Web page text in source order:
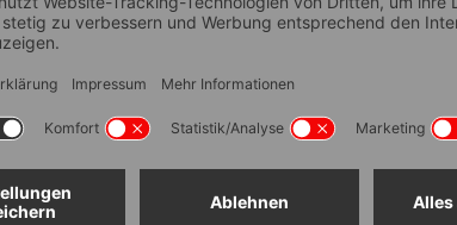
(T x B x H) 600x400x120
mm (inkl. 4
mm (inkl. 2